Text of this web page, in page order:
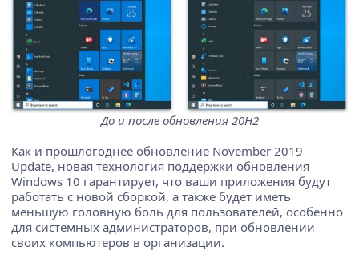
До и после обновления 20H2
Как и прошлогоднее обновление November 2019
Update, новая технология поддержки обновления
Windows 10 гарантирует, что ваши приложения будут
работать с новой сборкой, а также будет иметь
меньшую головную боль для пользователей, особенно
для системных администраторов, при обновлении
своих компьютеров в организации.